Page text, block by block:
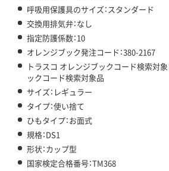
呼吸用保護具のサイズ：スタンダード
交換用排気弁：なし
指定防護係数：10
オレンジブック発注コード：380-2167
トラスコ オレンジブックコード検索対
ックコード検索対象品
サイズ：レギュラー
タイプ：使い捨て
ひもタイプ：お面式
規格：DS1
形状：カップ型
国家検定合格番号：TM368